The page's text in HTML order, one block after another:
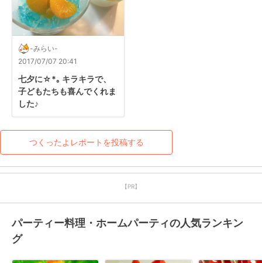
-みらい-
2017/07/07 20:41
七夕に☆*｡ キラキラで、
子どもたちも喜んでくれま
した♪
つくったよレポートを投稿する
【PR】
パーティー料理・ホームパーティの人気ランキン
グ